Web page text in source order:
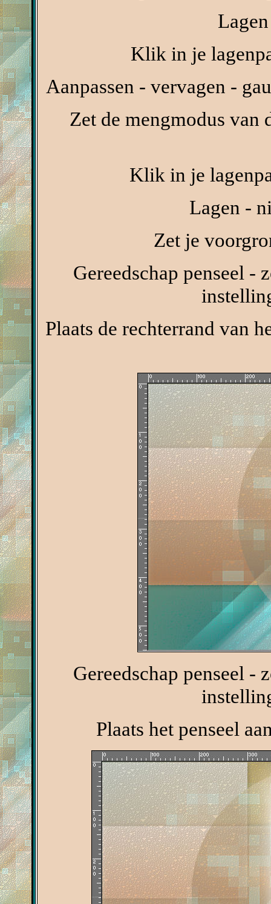
Klik in je
Aanpassen - vervagen -
Zet de mengmodus van
Klik in je
Lagen -
Zet je
Gereedschap penseel -
Plaats de rechterrand van
Gereedschap penseel -
Plaats het penseel